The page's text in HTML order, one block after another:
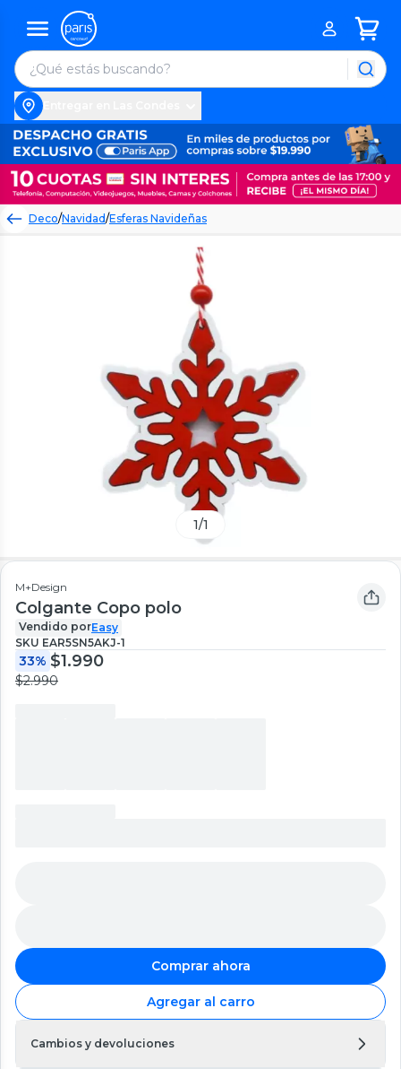
Deco/Navidad/Esferas Navideñas
1/1
M+Design
Colgante Copo polo
Vendido porEasy
SKU EAR5SN5AKJ-1
33% $1.990
$2.990
Comprar ahora
Agregar al carro
Cambios y devoluciones